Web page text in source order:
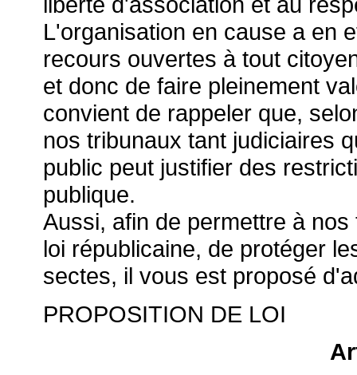
L'organisation en cause a en
recours ouvertes à tout
et donc de faire pleinement
convient de rappeler que,
nos tribunaux tant judiciaires
public peut justifier des
publique.
Aussi, afin de permettre à
loi républicaine, de protéger
sectes, il vous est proposé
PROPOSITION DE LOI